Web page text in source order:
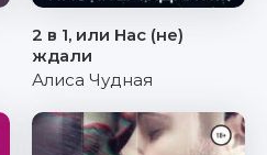
2 в 1, или Нас (не)
ждали
Алиса Чудная